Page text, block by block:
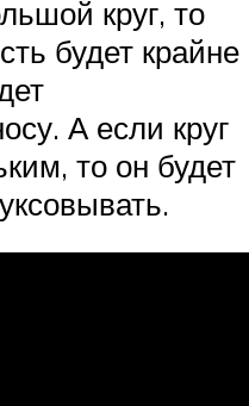
круг, то
будет крайне
А если круг
то он будет